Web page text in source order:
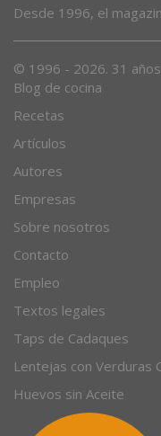
Desde 1996, el
© 1996 - 2026. 31
Blog de cocina
Recetas
Artículos
Autores
Empresas
Sobre nosotros
Contacto
Empleo
Textos legales
Taps de Cadaques
Lentejas con Verduras
Huevos sin Aceite